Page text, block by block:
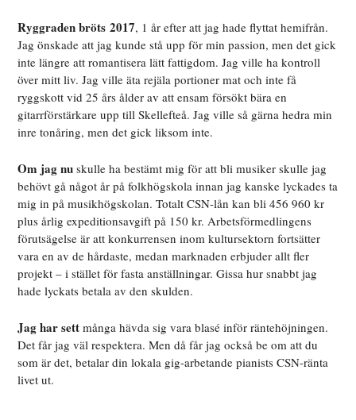
Ryggraden bröts 2017, 1 år efter att jag hade flyttat hemifrån.
Jag önskade att jag kunde stå upp för min passion, men det gick
inte längre att romantisera lätt fattigdom. Jag ville ha kontroll
över mitt liv. Jag ville äta rejäla portioner mat och inte få
ryggskott vid 25 års ålder av att ensam försökt bära en
gitarrförstärkare upp till Skellefteå. Jag ville så gärna hedra min
inre tonåring, men det gick liksom inte.
Om jag nu skulle ha bestämt mig för att bli musiker skulle jag
behövt gå något år på folkhögskola innan jag kanske lyckades ta
mig in på musikhögskolan. Totalt CSN-lån kan bli 456 960 kr
plus årlig expeditionsavgift på 150 kr. Arbetsförmedlingens
förutsägelse är att konkurrensen inom kultursektorn fortsätter
vara en av de hårdaste, medan marknaden erbjuder allt fler
projekt – i stället för fasta anställningar. Gissa hur snabbt jag
hade lyckats betala av den skulden.
Jag har sett många hävda sig vara blasé inför räntehöjningen.
Det får jag väl respektera. Men då får jag också be om att du
som är det, betalar din lokala gig-arbetande pianists CSN-ränta
livet ut.